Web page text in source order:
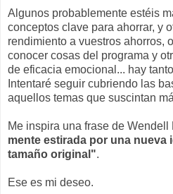
Algunos probablemente estéis
conceptos clave para ahorrar, y
rendimiento a vuestros ahorros,
conocer cosas del programa y
de eficacia emocional... hay
Intentaré seguir cubriendo las
aquellos temas que suscintan
Me inspira una frase de
mente estirada por una nueva
tamaño original".
Ese es mi deseo.